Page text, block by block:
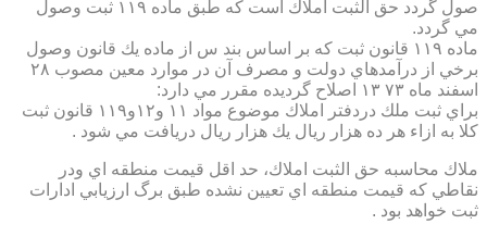
صول گردد حق الثبت املاك است كه طبق ماده ۱۱۹ ثبت وصول
مي گردد.
ماده ۱۱۹ قانون ثبت كه بر اساس بند س از ماده يك قانون وصول
برخي از درآمدهاي دولت و مصرف آن در موارد معين مصوب ۲۸
اسفند ماه ۷۳ ۱۳ اصلاح گرديده مقرر مي دارد:
براي ثبت ملك دردفتر املاك موضوع مواد ۱۱ و۱۲و۱۱۹ قانون ثبت
كلا به ازاء هر ده هزار ريال يك هزار ريال دريافت مي شود .
ملاك محاسبه حق الثبت املاك، حد اقل قيمت منطقه اي ودر
نقاطي كه قيمت منطقه اي تعيين نشده طبق برگ ارزيابي ادارات
ثبت خواهد بود .